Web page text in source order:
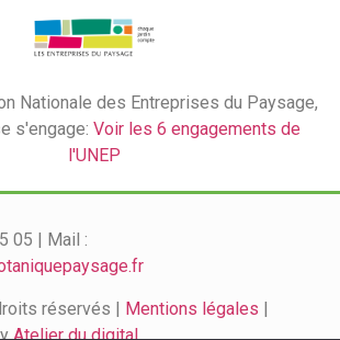
Nationale des Entreprises du Paysage,
s'engage: Voir les 6 engagements de
l'UNEP
05 | Mail :
réservés | Mentions légales |
Atelier du digital